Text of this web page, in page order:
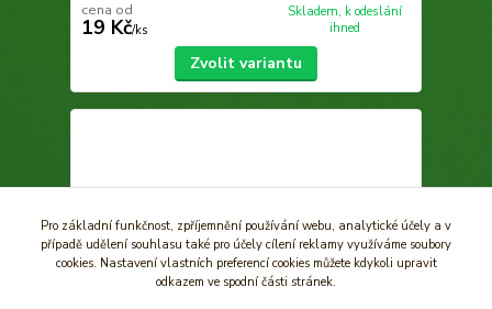
cena od
19 Kč/ks
Skladem, k odeslání
ihned
Zvolit variantu
Pro základní funkčnost, zpříjemnění používání webu, analytické účely a v
případě udělení souhlasu také pro účely cílení reklamy využíváme soubory
cookies. Nastavení vlastních preferencí cookies můžete kdykoli upravit
odkazem ve spodní části stránek.